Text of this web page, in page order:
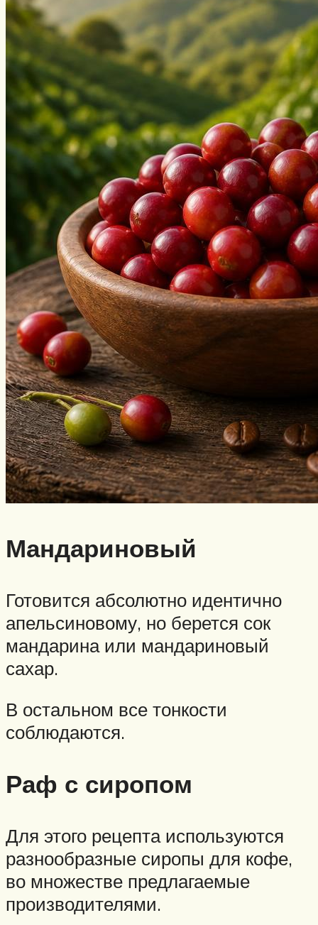
Мандариновый
Готовится абсолютно идентично
апельсиновому, но берется сок
мандарина или мандариновый
сахар.
В остальном все тонкости
соблюдаются.
Раф с сиропом
Для этого рецепта используются
разнообразные сиропы для кофе,
во множестве предлагаемые
производителями.